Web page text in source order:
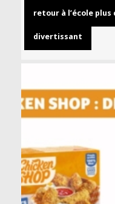
retour à l’école
divertissant